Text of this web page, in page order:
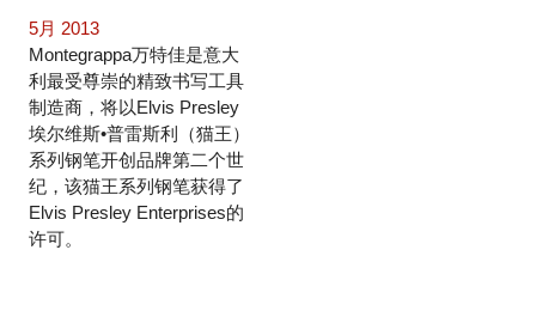
5月 2013
Montegrappa万特佳是意大
利最受尊崇的精致书写工具
制造商，将以Elvis Presley
埃尔维斯•普雷斯利（猫王）
系列钢笔开创品牌第二个世
纪，该猫王系列钢笔获得了
Elvis Presley Enterprises的
许可。